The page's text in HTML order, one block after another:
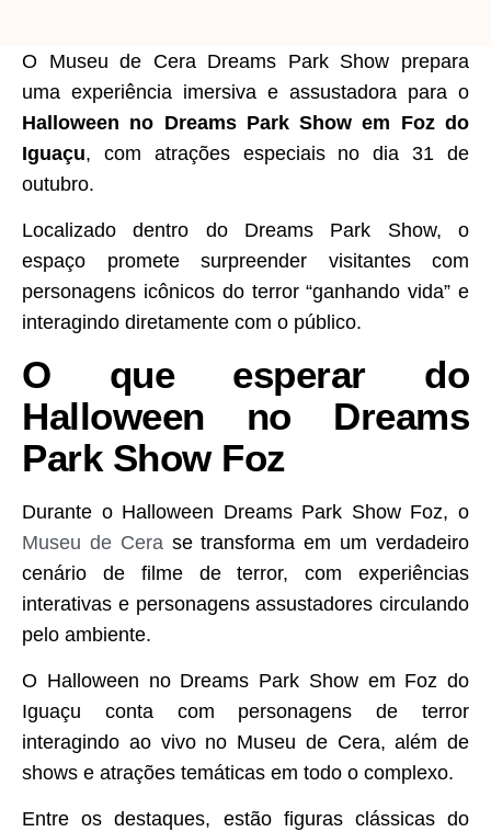
O Museu de Cera Dreams Park Show prepara
uma experiência imersiva e assustadora para o
Halloween no Dreams Park Show em Foz do
Iguaçu, com atrações especiais no dia 31 de
outubro.
Localizado dentro do Dreams Park Show, o
espaço promete surpreender visitantes com
personagens icônicos do terror “ganhando vida” e
interagindo diretamente com o público.
O que esperar do
Halloween no Dreams
Park Show Foz
Durante o Halloween Dreams Park Show Foz, o
Museu de Cera se transforma em um verdadeiro
cenário de filme de terror, com experiências
interativas e personagens assustadores circulando
pelo ambiente.
O Halloween no Dreams Park Show em Foz do
Iguaçu conta com personagens de terror
interagindo ao vivo no Museu de Cera, além de
shows e atrações temáticas em todo o complexo.
Entre os destaques, estão figuras clássicas do